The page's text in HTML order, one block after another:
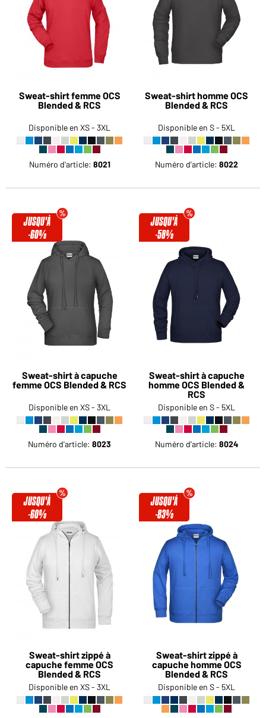
Voudriez-vous acheter des produits pour votre besoin
privé?
Chemin d'accès au shop des clients finaux
Sweat-shirt femme OCS
Blended & RCS
Disponible en XS - 3XL
Numéro d'article: 8021
Sweat-shirt homme OCS
Blended & RCS
Disponible en S - 5XL
Numéro d'article: 8022
JUSQU'À
-60%
Sweat-shirt à capuche
femme OCS Blended & RCS
Disponible en XS - 3XL
Numéro d'article: 8023
JUSQU'À
-58%
Sweat-shirt à capuche
homme OCS Blended &
RCS
Disponible en S - 5XL
Numéro d'article: 8024
JUSQU'À
-60%
Sweat-shirt zippé à
capuche femme OCS
Blended & RCS
Disponible en XS - 3XL
JUSQU'À
-83%
Sweat-shirt zippé à
capuche homme OCS
Blended & RCS
Disponible en S - 5XL